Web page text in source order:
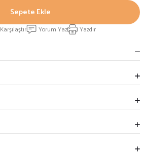
Sepete Ekle
Karşılaştır Yorum Yaz Yazdır